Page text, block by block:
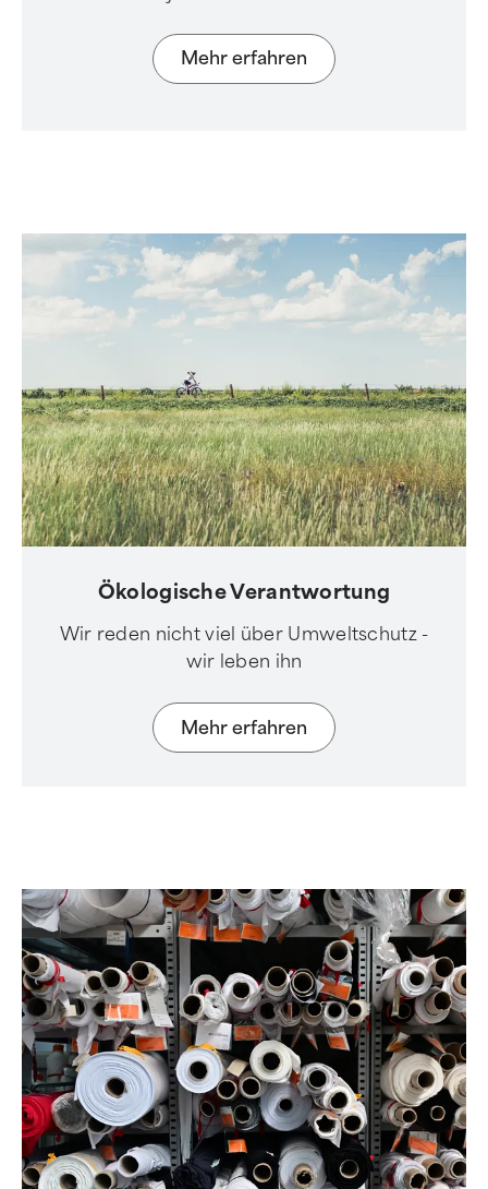
Mehr erfahren
Ökologische Verantwortung
Wir reden nicht viel über Umweltschutz -
wir leben ihn
Mehr erfahren